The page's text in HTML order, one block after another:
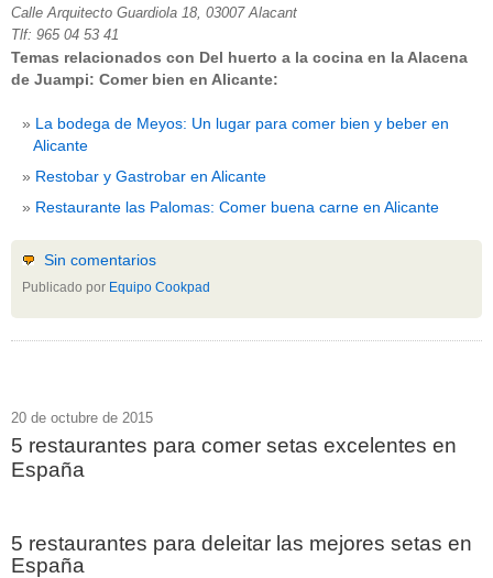
Calle Arquitecto Guardiola 18, 03007 Alacant
Tlf: 965 04 53 41
Temas relacionados con Del huerto a la cocina en la Alacena
de Juampi: Comer bien en Alicante:
La bodega de Meyos: Un lugar para comer bien y beber en
Alicante
Restobar y Gastrobar en Alicante
Restaurante las Palomas: Comer buena carne en Alicante
Sin comentarios
Publicado por Equipo Cookpad
20 de octubre de 2015
5 restaurantes para comer setas excelentes en
España
5 restaurantes para deleitar las mejores setas en
España